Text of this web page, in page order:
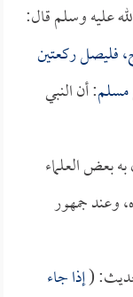
عليه وسلم قال:
فليصل ركعتين
مسلم: أن النبي
بعض العلماء
وعند جمهور
(إذا جاء